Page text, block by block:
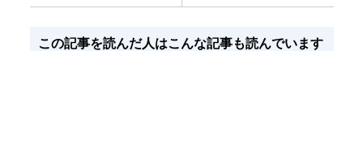
この記事を読んだ人はこんな記事も読んでいます